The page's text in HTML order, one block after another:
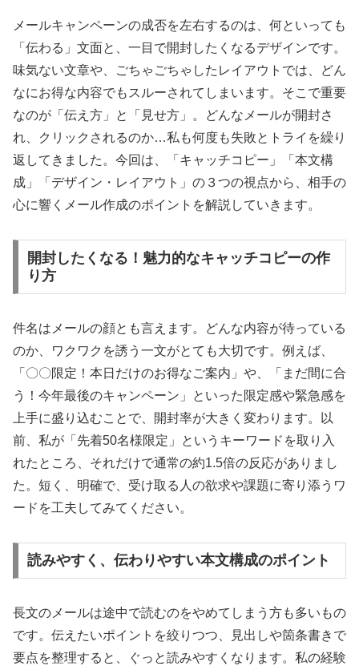
メールキャンペーンの成否を左右するのは、何といっても
「伝わる」文面と、一目で開封したくなるデザインです。
味気ない文章や、ごちゃごちゃしたレイアウトでは、どん
なにお得な内容でもスルーされてしまいます。そこで重要
なのが「伝え方」と「見せ方」。どんなメールが開封さ
れ、クリックされるのか…私も何度も失敗とトライを繰り
返してきました。今回は、「キャッチコピー」「本文構
成」「デザイン・レイアウト」の３つの視点から、相手の
心に響くメール作成のポイントを解説していきます。
開封したくなる！魅力的なキャッチコピーの作
り方
件名はメールの顔とも言えます。どんな内容が待っている
のか、ワクワクを誘う一文がとても大切です。例えば、
「〇〇限定！本日だけのお得なご案内」や、「まだ間に合
う！今年最後のキャンペーン」といった限定感や緊急感を
上手に盛り込むことで、開封率が大きく変わります。以
前、私が「先着50名様限定」というキーワードを取り入
れたところ、それだけで通常の約1.5倍の反応がありまし
た。短く、明確で、受け取る人の欲求や課題に寄り添うワ
ードを工夫してみてください。
読みやすく、伝わりやすい本文構成のポイント
長文のメールは途中で読むのをやめてしまう方も多いもの
です。伝えたいポイントを絞りつつ、見出しや箇条書きで
要点を整理すると、ぐっと読みやすくなります。私の経験